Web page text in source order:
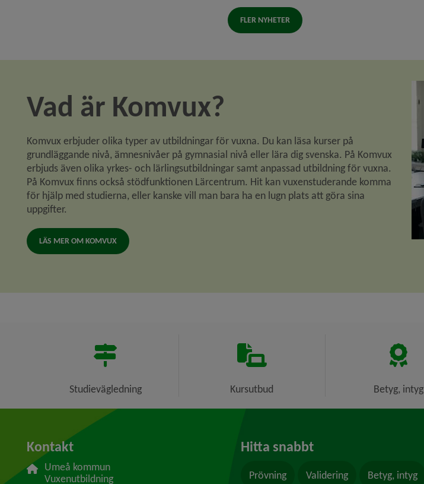
FLER NYHETER
Vad är Komvux?
Komvux erbjuder olika typer av utbildningar för vuxna. Du kan läsa kurser på
grundläggande nivå, ämnesnivåer på gymnasial nivå eller lära dig svenska. På Komvux
erbjuds även olika yrkes- och lärlingsutbildningar samt anpassad utbildning för vuxna.
På Komvux finns också stödfunktionen Lärcentrum. Hit kan vuxenstuderande komma
för hjälp med studierna, eller kanske vill man bara ha en lugn plats att göra sina
uppgifter.
LÄS MER OM KOMVUX
Studievägledning Kursutbud Betyg, intyg
Kontakt
Umeå kommun
Vuxenutbildning
Hitta snabbt
Prövning Validering Betyg, intyg